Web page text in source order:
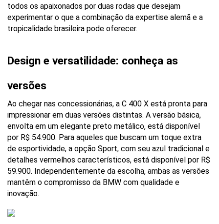
todos os apaixonados por duas rodas que desejam
experimentar o que a combinação da expertise alemã e a
tropicalidade brasileira pode oferecer.
Design e versatilidade: conheça as
versões
Ao chegar nas concessionárias, a C 400 X está pronta para
impressionar em duas versões distintas. A versão básica,
envolta em um elegante preto metálico, está disponível
por R$ 54.900. Para aqueles que buscam um toque extra
de esportividade, a opção Sport, com seu azul tradicional e
detalhes vermelhos característicos, está disponível por R$
59.900. Independentemente da escolha, ambas as versões
mantêm o compromisso da BMW com qualidade e
inovação.